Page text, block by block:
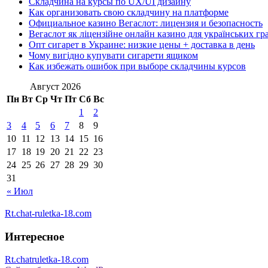
Как организовать свою складчину на платформе
Официальное казино Вегаслот: лицензия и безопасность
Вегаслот як ліцензійне онлайн казино для українських
Опт сигарет в Украине: низкие цены + доставка в день
Чому вигідно купувати сигарети ящиком
Как избежать ошибок при выборе складчины курсов
Август 2026
Пн Вт Ср Чт Пт Сб Вс
« Июл
1
2
3
4 5 6 7 8
9
10 11 12 13 14 15 16
17 18 19 20 21 22 23
24 25 26 27 28 29 30
31
Rt.chat-ruletka-18.com
Интересное
Rt.chatruletka-18.com